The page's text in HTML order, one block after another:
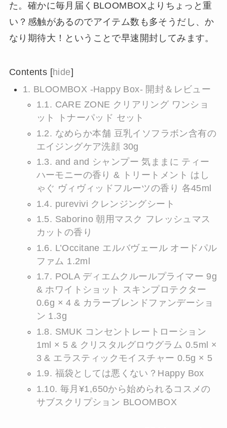
た。確かに毎月届くBLOOMBOXよりちょっと重
い？感触があるのでアイテム数も多そうだし、か
なり期待大！ということで早速開封してみます。
Contents [hide]
1. BLOOMBOX -Happy Box- 開封＆レビュー
1.1. CARE ZONE クリアリング ワンショ
ット トナーパッド セット
1.2. なめらか本舗 豆乳イソフラボン含有の
エイジングケア洗顔 30g
1.3. and and シャンプー 気ままに ティー
ハーモニーの香り & トリートメント はし
ゃぐ ヴィヴィッドフルーツの香り 各45ml
1.4. purevivi クレンジングシート
1.5. Saborino 朝用マスク フレッシュマス
カットの香り
1.6. L’Occitane エルバヴェール オードパル
ファム 1.2ml
1.7. POLA ディエムクルールプライマー 9g
& ホワイトショット スキンプロテクター
0.6g × 4 & カラーブレンドファンデーショ
ン 1.3g
1.8. SMUK コンセントレートローション
1ml × 5 & クリスタルグロウグラム 0.5ml ×
3 & エラスティックモイスチャー 0.5g × 5
1.9. 福袋としては悪くない？Happy Box
1.10. 毎月¥1,650から始められるコスメの
サブスクリプション BLOOMBOX